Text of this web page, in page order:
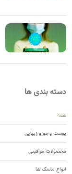
دسته بندی ها
همه
پوست و مو و زیبایی
محصولات مراقبتی
انواع ماسک ها